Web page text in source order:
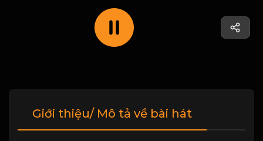
Giới thiệu/ Mô tả về bài hát